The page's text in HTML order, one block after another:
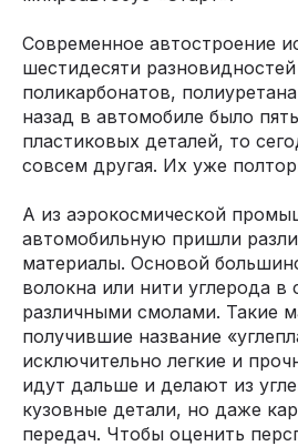
Современное автостроение
шестидесяти
поликарбонатов,
назад в автомобиле было
пластиковых деталей, то
совсем другая. Их уже
А из аэрокосмической
автомобильную пришли
материалы. Основой
волокна или нити углерода в
различными смолами. Такие
получившие название
исключительно легкие и
идут дальше и делают из
кузовные детали, но даже
передач. Чтобы оценить